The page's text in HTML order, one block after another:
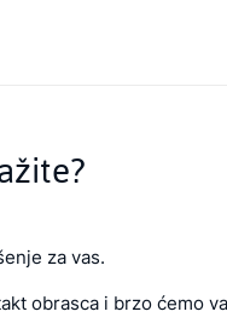
za vas.
obrasca i brzo ćemo